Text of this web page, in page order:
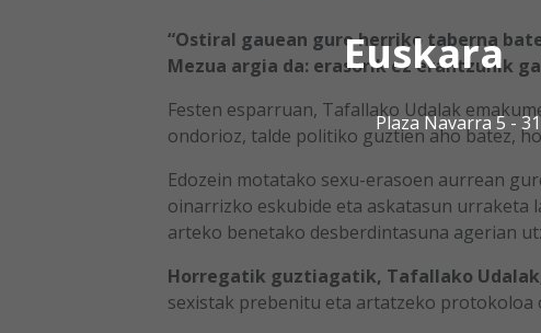
Euskara
Plaza Navarra 5 -
“Ostiral gauean gure herriko taberna
Mezua argia da: erasorik ez erantzunik
Festen esparruan, Tafallako Udalak
ondorioz, talde politiko guztien aho batez,
Edozein motatako sexu-erasoen aurrean
oinarrizko eskubide eta askatasun urraketa
arteko benetako desberdintasuna agerian
Horregatik guztiagatik, Tafallako
sexistak prebenitu eta artatzeko